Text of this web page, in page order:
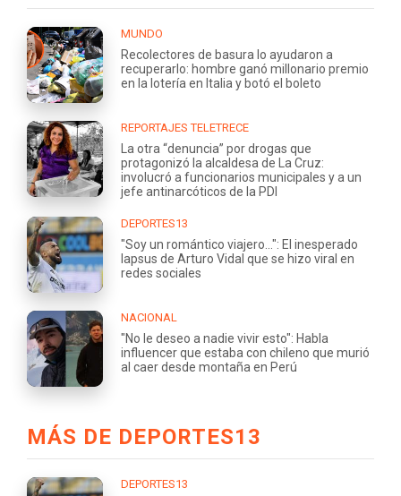
MUNDO
Recolectores de basura lo ayudaron a
recuperarlo: hombre ganó millonario premio
en la lotería en Italia y botó el boleto
REPORTAJES TELETRECE
La otra “denuncia” por drogas que
protagonizó la alcaldesa de La Cruz:
involucró a funcionarios municipales y a un
jefe antinarcóticos de la PDI
DEPORTES13
"Soy un romántico viajero...": El inesperado
lapsus de Arturo Vidal que se hizo viral en
redes sociales
NACIONAL
"No le deseo a nadie vivir esto": Habla
influencer que estaba con chileno que murió
al caer desde montaña en Perú
MÁS DE DEPORTES13
DEPORTES13